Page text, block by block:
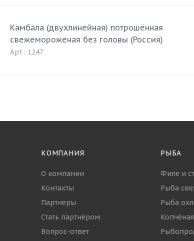
Камбала (двухлинейная) потрошённая
свежемороженая без головы (Россия)
Арт.: 1247
КОМПАНИЯ
О компании
Контакты
Партнеры
Стать партнёром
Вопрос-ответ
РЫБА
Филе и
Рыба
Рыба